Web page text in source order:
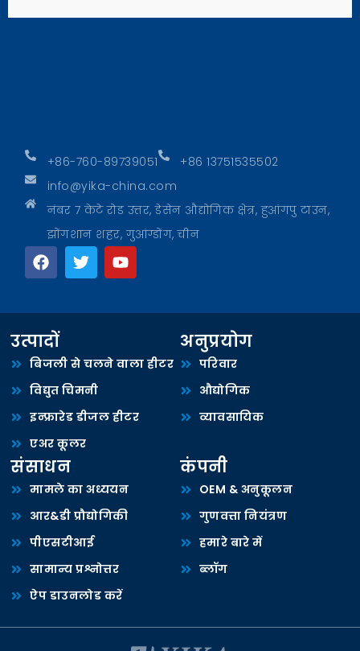
+86-760-89739051
+86 13751535502
info@yika-china.com
नंबर 7 केटे रोड उत्तर, डेसेन औद्योगिक क्षेत्र, हुआंगपु टाउन,
झोंगशान शहर, गुआंग्डोंग, चीन
उत्पादों
बिजली से चलने वाला हीटर
विद्युत चिमनी
इन्फ्रारेड डीजल हीटर
एअर कूलर
अनुप्रयोग
परिवार
औद्योगिक
व्यावसायिक
संसाधन
मामले का अध्ययन
आर&डी प्रौद्योगिकी
पीएसटीआई
सामान्य प्रश्नोत्तर
ऐप डाउनलोड करें
कंपनी
OEM & अनुकूलन
गुणवत्ता नियंत्रण
हमारे बारे में
ब्लॉग